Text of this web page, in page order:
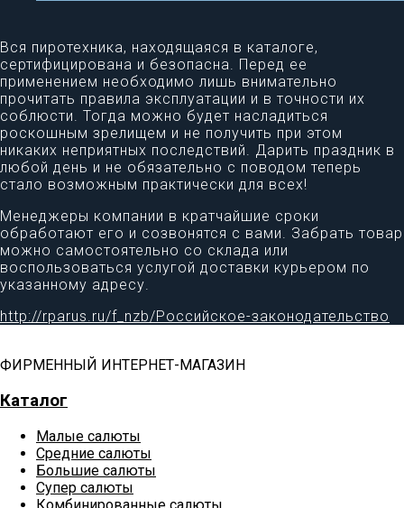
Вся пиротехника, находящаяся в каталоге,
сертифицирована и безопасна. Перед ее
применением необходимо лишь внимательно
прочитать правила эксплуатации и в точности их
соблюсти. Тогда можно будет насладиться
роскошным зрелищем и не получить при этом
никаких неприятных последствий. Дарить праздник в
любой день и не обязательно с поводом теперь
стало возможным практически для всех!
Менеджеры компании в кратчайшие сроки
обработают его и созвонятся с вами. Забрать товар
можно самостоятельно со склада или
воспользоваться услугой доставки курьером по
указанному адресу.
http://rparus.ru/f_nzb/Российское-законодательство
ФИРМЕННЫЙ ИНТЕРНЕТ-МАГАЗИН
Каталог
Малые салюты
Средние салюты
Большие салюты
Супер салюты